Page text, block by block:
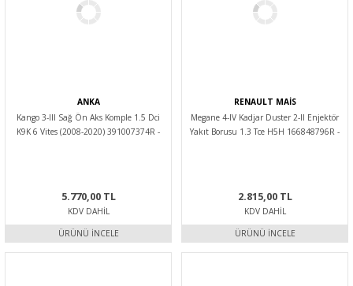
ANKA
Kango 3-III Sağ Ön Aks Komple 1.5 Dci
K9K 6 Vites (2008-2020) 391007374R -
5.770,00 TL
KDV DAHIL
ÜRÜNÜ İNCELE
RENAULT MAİS
Megane 4-IV Kadjar Duster 2-II Enjektör
Yakıt Borusu 1.3 Tce H5H 166848796R -
2.815,00 TL
KDV DAHIL
ÜRÜNÜ İNCELE